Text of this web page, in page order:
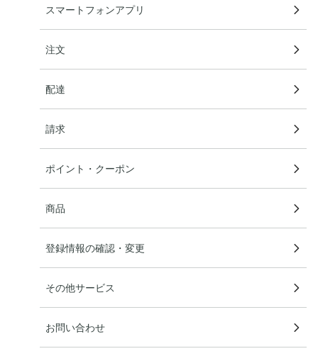
スマートフォンアプリ
注文
配達
請求
ポイント・クーポン
商品
登録情報の確認・変更
その他サービス
お問い合わせ